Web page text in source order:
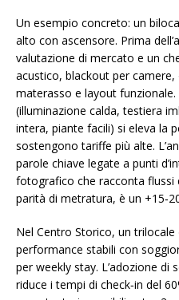
Un esempio concreto: un
alto con ascensore. Prima
valutazione di mercato e un
acustico, blackout per
materasso e layout
(illuminazione calda, testiera
intera, piante facili) si eleva la
sostengono tariffe più alte.
parole chiave legate a punti
fotografico che racconta flussi
parità di metratura, è un
Nel Centro Storico, un
performance stabili con
per weekly stay. L’adozione di
riduce i tempi di check‑in del